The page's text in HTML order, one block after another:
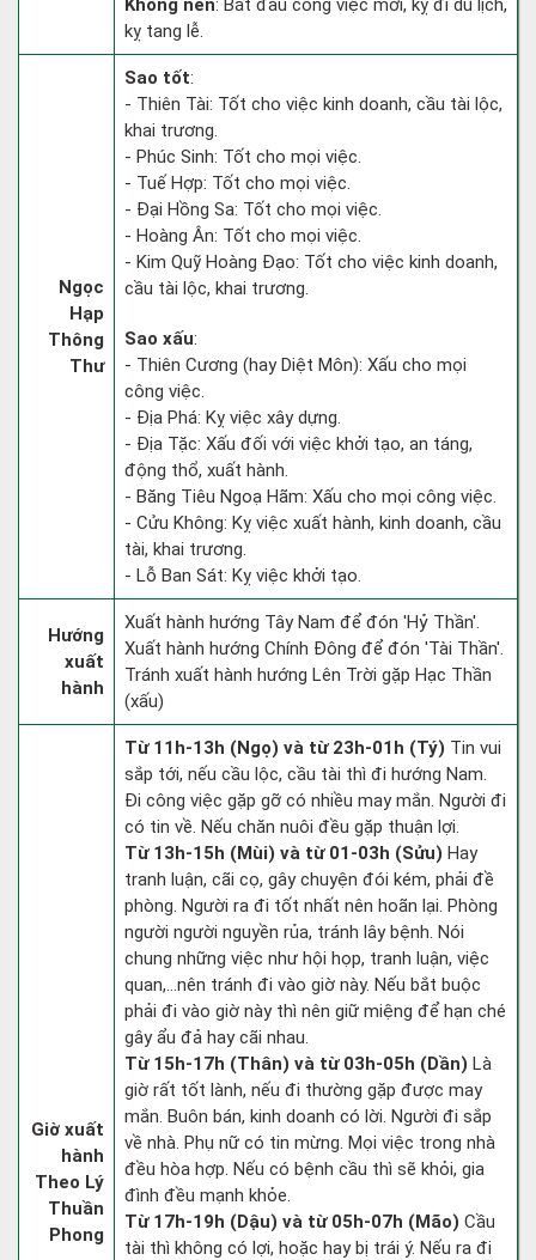
Không nên: Bắt đầu công việc mới, kỵ đi du lịch,
kỵ tang lễ.
Ngọc
Hạp
Thông
Thư
Sao tốt:
- Thiên Tài: Tốt cho việc kinh doanh, cầu tài lộc,
khai trương.
- Phúc Sinh: Tốt cho mọi việc.
- Tuế Hợp: Tốt cho mọi việc.
- Đại Hồng Sa: Tốt cho mọi việc.
- Hoàng Ân: Tốt cho mọi việc.
- Kim Quỹ Hoàng Đạo: Tốt cho việc kinh doanh,
cầu tài lộc, khai trương.
Sao xấu:
- Thiên Cương (hay Diệt Môn): Xấu cho mọi
công việc.
- Địa Phá: Kỵ việc xây dựng.
- Địa Tặc: Xấu đối với việc khởi tạo, an táng,
động thổ, xuất hành.
- Băng Tiêu Ngoạ Hãm: Xấu cho mọi công việc.
- Cửu Không: Kỵ việc xuất hành, kinh doanh, cầu
tài, khai trương.
- Lỗ Ban Sát: Kỵ việc khởi tạo.
Hướng
xuất
hành
Xuất hành hướng Tây Nam để đón 'Hỷ Thần'.
Xuất hành hướng Chính Đông để đón 'Tài Thần'.
Tránh xuất hành hướng Lên Trời gặp Hạc Thần
(xấu)
Giờ xuất
hành
Theo Lý
Thuần
Phong
Từ 11h-13h (Ngọ) và từ 23h-01h (Tý) Tin vui
sắp tới, nếu cầu lộc, cầu tài thì đi hướng Nam.
Đi công việc gặp gỡ có nhiều may mắn. Người đi
có tin về. Nếu chăn nuôi đều gặp thuận lợi.
Từ 13h-15h (Mùi) và từ 01-03h (Sửu) Hay
tranh luận, cãi cọ, gây chuyện đói kém, phải đề
phòng. Người ra đi tốt nhất nên hoãn lại. Phòng
người người nguyền rủa, tránh lây bệnh. Nói
chung những việc như hội họp, tranh luận, việc
quan,…nên tránh đi vào giờ này. Nếu bắt buộc
phải đi vào giờ này thì nên giữ miệng để hạn ché
gây ẩu đả hay cãi nhau.
Từ 15h-17h (Thân) và từ 03h-05h (Dần) Là
giờ rất tốt lành, nếu đi thường gặp được may
mắn. Buôn bán, kinh doanh có lời. Người đi sắp
về nhà. Phụ nữ có tin mừng. Mọi việc trong nhà
đều hòa hợp. Nếu có bệnh cầu thì sẽ khỏi, gia
đình đều mạnh khỏe.
Từ 17h-19h (Dậu) và từ 05h-07h (Mão) Cầu
tài thì không có lợi, hoặc hay bị trái ý. Nếu ra đi